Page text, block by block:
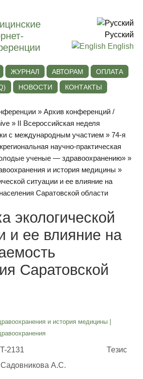
Русский
English
ЖУРНАЛ АВТОРАМ
ОПЛАТА
НОВОСТИ КОНТАКТЫ
»Архив конференций /
» II Всероссийская неделя
с международным участием »74-я
научно-практическая
ученые — здравоохранению» »
и история медицины »
ситуации и ее влияние на
Саратовской области
экологической
и ее влияние на
Саратовской
и история медицины
2131
Тезис
А.С.